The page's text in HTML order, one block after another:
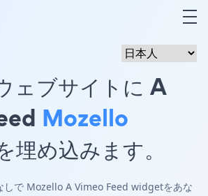
ェブサイトに A
Mozello
め込みます。
しで Mozello A Vimeo Feed widgetをあな